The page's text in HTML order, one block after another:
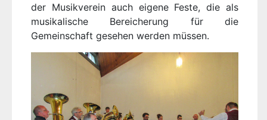
der Musikverein auch eigene Feste, die als
musikalische Bereicherung für die
Gemeinschaft gesehen werden müssen.